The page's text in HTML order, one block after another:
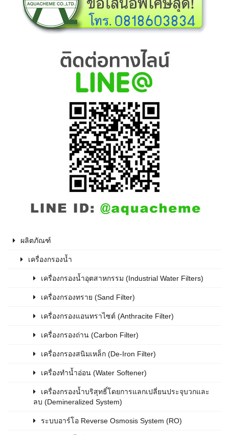
ผลิตภัณฑ์
เครื่องกรองน้ำ
เครื่องกรองน้ำอุตสาหกรรม (Industrial Water Filters)
เครื่องกรองทราย (Sand Filter)
เครื่องกรองแอนทราไซต์ (Anthracite Filter)
เครื่องกรองถ่าน (Carbon Filter)
เครื่องกรองสนิมเหล็ก (De-Iron Filter)
เครื่องทำน้ำอ่อน (Water Softener)
เครื่องกรองน้ำบริสุทธิ์โดยการแลกเปลี่ยนประจุบวกและ
ลบ (Demineralized System)
ระบบอาร์โอ Reverse Osmosis System (RO)